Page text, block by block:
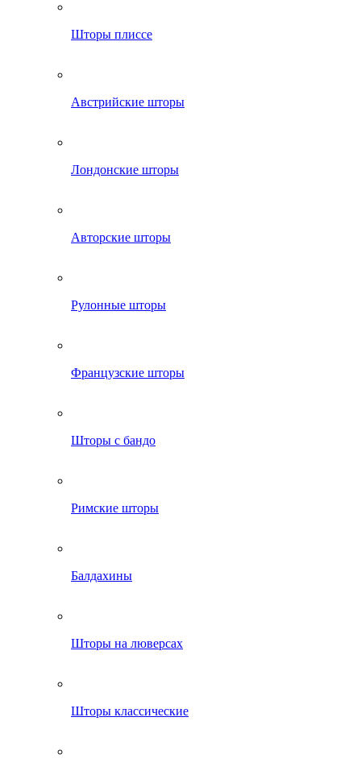
Шторы плиссе
Австрийские шторы
Лондонские шторы
Авторские шторы
Рулонные шторы
Французские шторы
Шторы с бандо
Римские шторы
Балдахины
Шторы на люверсах
Шторы классические